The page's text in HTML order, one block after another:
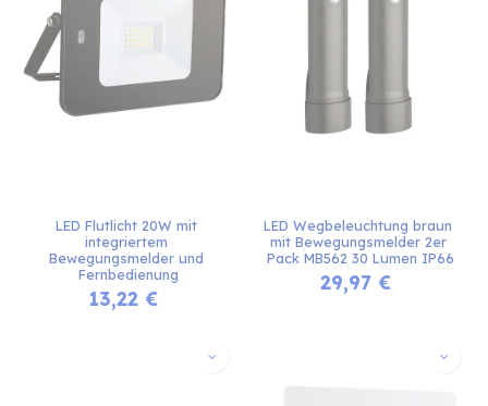
LED Flutlicht 20W mit
integriertem
Bewegungsmelder und
Fernbedienung
13,22 €
LED Wegbeleuchtung braun
mit Bewegungsmelder 2er
Pack MB562 30 Lumen IP66
29,97 €